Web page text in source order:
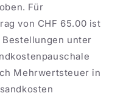
Für
von CHF 65.00 ist
unter
Mehrwertsteuer in